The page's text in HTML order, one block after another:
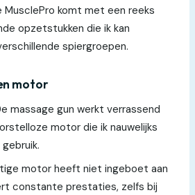
MusclePro komt met een reeks
opzetstukken die ik kan
spiergroepen.
motor
massage gun werkt verrassend
motor die ik nauwelijks
motor heeft niet ingeboet aan
constante prestaties, zelfs bij